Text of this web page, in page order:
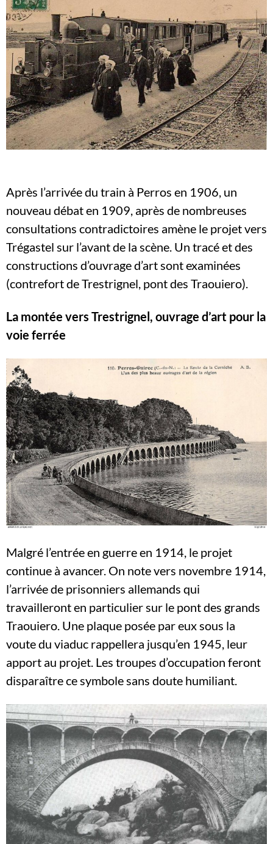
Après l’arrivée du train à Perros en 1906, un
nouveau débat en 1909, après de nombreuses
consultations contradictoires amène le projet vers
Trégastel sur l’avant de la scène. Un tracé et des
constructions d’ouvrage d’art sont examinées
(contrefort de Trestrignel, pont des Traouiero).
La montée vers Trestrignel, ouvrage d’art pour la
voie ferrée
Malgré l’entrée en guerre en 1914, le projet
continue à avancer. On note vers novembre 1914,
l’arrivée de prisonniers allemands qui
travailleront en particulier sur le pont des grands
Traouiero. Une plaque posée par eux sous la
voute du viaduc rappellera jusqu’en 1945, leur
apport au projet. Les troupes d’occupation feront
disparaître ce symbole sans doute humiliant.